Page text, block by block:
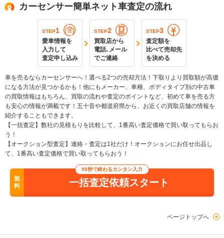
カーセンサー簡単ネット車査定の流れ
STEP1
愛車情報を
入力して
査定申し込み
STEP2
買取店から
電話､メール
でご連絡
STEP3
査定額を
比べて売却先
を決める
車を売るならカーセンサーへ！選べる2つの売却方法！下取りより買取額が高価
になる方法が見つかるかも！他にもメーカー、車種、ボディタイプ別の中古車
の買取情報はもちろん、買取の流れや査定のポイントなど、初めて車を売る方
も安心の情報が満載です！五十音や都道府県から、お近くの買取店舗の情報を
紹介することもできます。
【一括査定】数社の見積もりを比較して、1番高い査定価格で買い取ってもらお
う！
【オークション型査定】連絡・査定は1社だけ！オークションにお任せ出品し
て、1番高い査定価格で買い取ってもらおう！
無
料
90秒で終わるカンタン入力
一括査定依頼スタート
ページトップへ